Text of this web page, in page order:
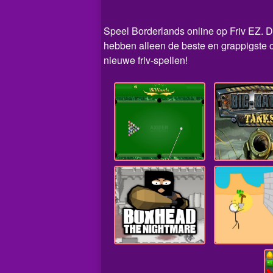
Speel Borderlands online op Friv EZ.
hebben alleen de beste en grappigste
nieuwe friv-spellen!